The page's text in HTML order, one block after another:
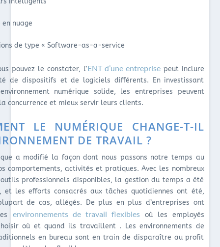
nuage
de type « Software-as-a-service
pouvez le constater, l’ENT d’une entreprisepeut inclure
de dispositifs et de logiciels différents. En investissant
numérique solide, les entreprises peuvent
concurrence et mieux servir leurs clients.
LE NUMÉRIQUE CHANGE-T-IL
DE TRAVAIL ?
a modifié la façon dont nous passons notre temps au
comportements, activités et pratiques. Avec les nombreux
outils professionnels disponibles, la gestion du temps a été
et les efforts consacrés aux tâches quotidiennes ont été,
de cas, allégés. De plus en plus d’entreprises ont
environnements de travail flexiblesoù les employés
où et quand ils travaillent . Les environnements de
en bureau sont en train de disparaître au profit